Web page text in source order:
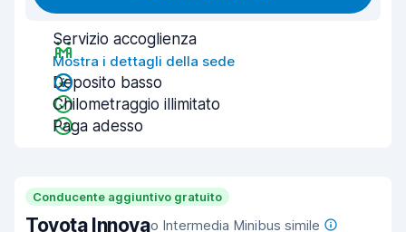
Servizio accoglienza
Mostra i dettagli della sede
Deposito basso
Chilometraggio illimitato
Paga adesso
Conducente aggiuntivo gratuito
Toyota Innovao Intermedia Minibus simile